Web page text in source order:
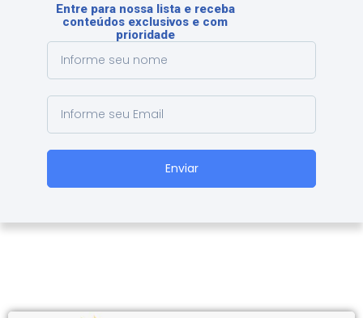
Enviar
Entre para nossa lista e receba
conteúdos exclusivos e com
prioridade